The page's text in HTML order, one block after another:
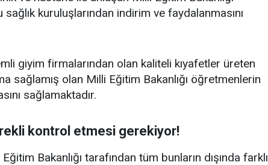
kuruluşlarından indirim ve faydalanmasını
giyim firmalarından olan kaliteli kıyafetler üreten
sağlamış olan Milli Eğitim Bakanlığı öğretmenlerin
sağlamaktadır.
kontrol etmesi gerekiyor!
Bakanlığı tarafından tüm bunların dışında farklı